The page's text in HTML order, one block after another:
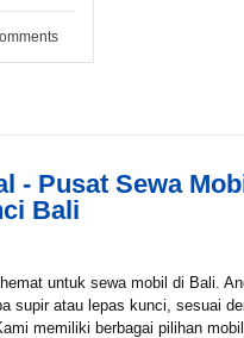
- Pusat Sewa
Bali
untuk sewa mobil di Bali.
supir atau lepas kunci, sesuai
memiliki berbagai pilihan mobil